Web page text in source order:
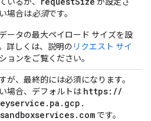
場合は必須です。
ータの最大ペイロード サイズを設
詳しくは、説明の リクエスト サイ
ョンをご覧ください。
が、最終的には必須になります。
場合、デフォルトは https: //
. pa . gcp .
. com です。